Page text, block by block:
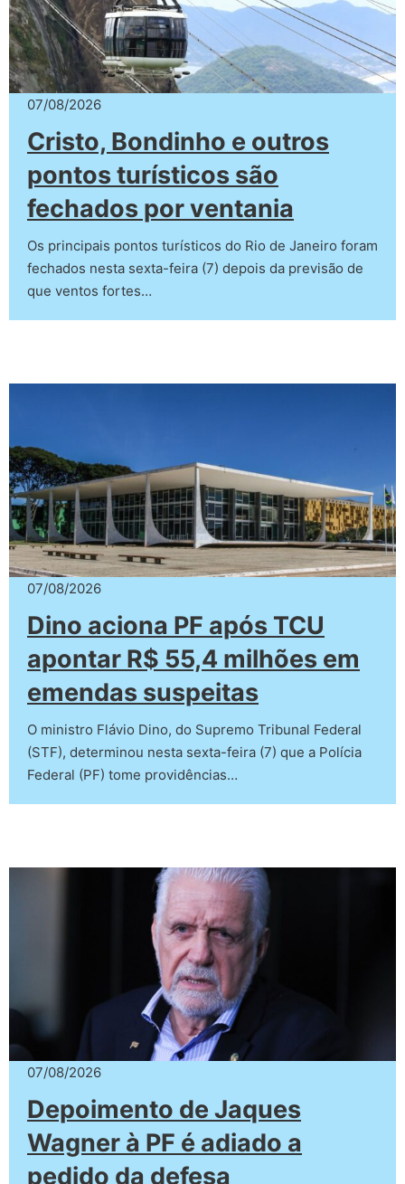
07/08/2026
Cristo, Bondinho e outros
pontos turísticos são
fechados por ventania
Os principais pontos turísticos do Rio de Janeiro foram
fechados nesta sexta-feira (7) depois da previsão de
que ventos fortes…
07/08/2026
Dino aciona PF após TCU
apontar R$ 55,4 milhões em
emendas suspeitas
O ministro Flávio Dino, do Supremo Tribunal Federal
(STF), determinou nesta sexta-feira (7) que a Polícia
Federal (PF) tome providências…
07/08/2026
Depoimento de Jaques
Wagner à PF é adiado a
pedido da defesa